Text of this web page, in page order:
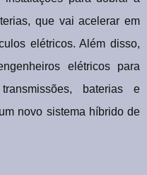
que vai acelerar em
elétricos. Além disso,
elétricos para
baterias e
novo sistema híbrido de